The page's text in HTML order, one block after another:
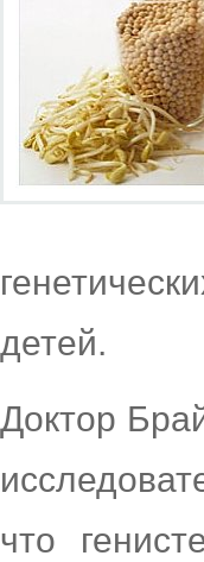
детей.
Доктор
что